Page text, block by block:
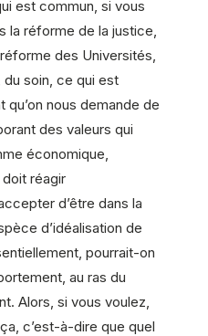
est commun, si vous
la réforme de la justice,
des Universités,
soin, ce qui est
qu’on nous demande de
des valeurs qui
économique,
réagir
d’être dans la
d’idéalisation de
pourrait-on
au ras du
Alors, si vous voulez,
c’est-à-dire que quel